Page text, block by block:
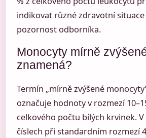
indikovat různé zdravotní
pozornost odborníka.
Monocyty mírně
znamená?
Termín „mírně zvýšené
označuje hodnoty v rozmezí
celkového počtu bílých krvinek.
číslech při standardním rozmezí